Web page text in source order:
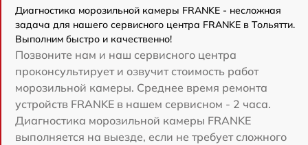
Диагностика морозильной камеры FRANKE - несложная
задача для нашего сервисного центра FRANKE в Тольятти.
Выполним быстро и качественно!
Позвоните нам и наш сервисного центра
проконсультирует и озвучит стоимость работ
морозильной камеры. Среднее время ремонта
устройств FRANKE в нашем сервисном - 2 часа.
Диагностика морозильной камеры FRANKE
выполняется на выезде, если не требует сложного